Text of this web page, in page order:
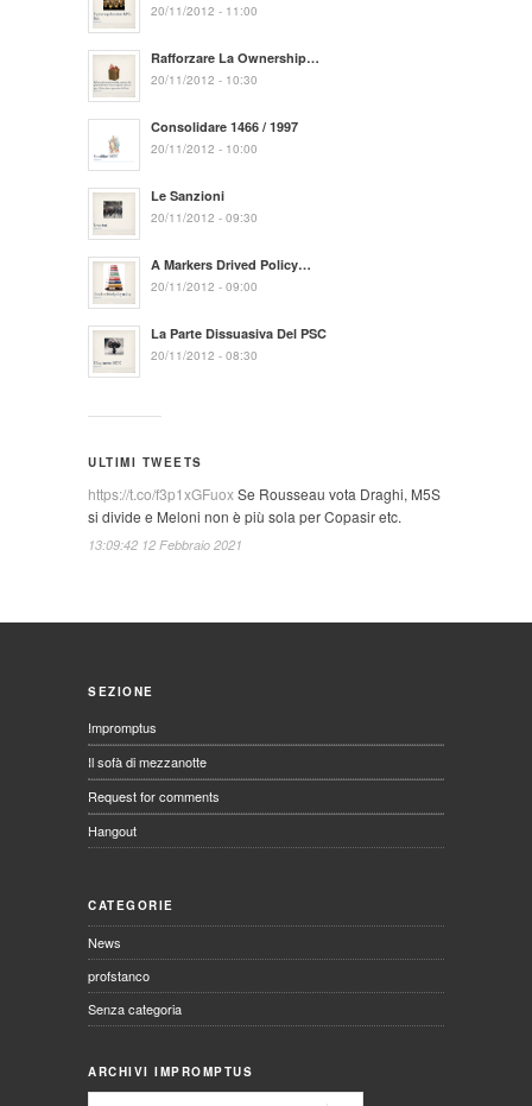
20/11/2012 - 11:00
Rafforzare La Ownership…
20/11/2012 - 10:30
Consolidare 1466 / 1997
20/11/2012 - 10:00
Le Sanzioni
20/11/2012 - 09:30
A Markers Drived Policy…
20/11/2012 - 09:00
La Parte Dissuasiva Del PSC
20/11/2012 - 08:30
ULTIMI TWEETS
https://t.co/f3p1xGFuoxSe Rousseau vota Draghi, M5S
si divide e Meloni non è più sola per Copasir etc.
13:09:42 12 Febbraio 2021
SEZIONE
Impromptus
Il sofà di mezzanotte
Request for comments
Hangout
CATEGORIE
News
profstanco
Senza categoria
ARCHIVI IMPROMPTUS